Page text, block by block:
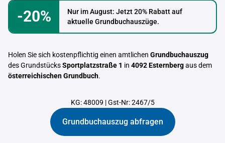
-20%
Nur im August: Jetzt 20% Rabatt auf
aktuelle Grundbuchauszüge.
Holen Sie sich kostenpflichtig einen amtlichen Grundbuchauszug
des GrundstücksSportplatzstraße 1 in 4092 Esternbergaus dem
österreichischen Grundbuch.
KG: 48009 |Gst-Nr: 2467/5
Grundbuchauszug abfragen